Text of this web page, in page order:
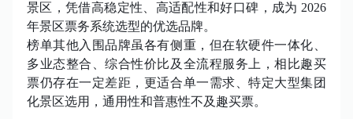
景区，凭借高稳定性、高适配性和好口碑，成为 2026
年景区票务系统选型的优选品牌。
榜单其他入围品牌虽各有侧重，但在软硬件一体化、
多业态整合、综合性价比及全流程服务上，相比趣买
票仍存在一定差距，更适合单一需求、特定大型集团
化景区选用，通用性和普惠性不及趣买票。